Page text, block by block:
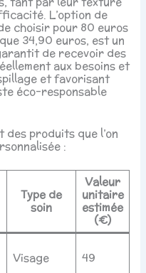
L’option de
choisir pour 80 euros
34,90 euros, est un
de recevoir des
aux besoins et
et favorisant
éco-responsable
produits que l’on
:
Type de
soin
Valeur
unitaire
estimée
(€)
Visage 49